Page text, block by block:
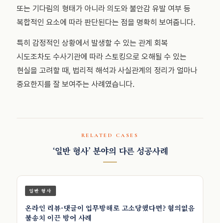
또는 기다림의 형태가 아니라 의도와 불안감 유발 여부 등
복합적인 요소에 따라 판단된다는 점을 명확히 보여줍니다.
특히 감정적인 상황에서 발생할 수 있는 관계 회복
시도조차도 수사기관에 따라 스토킹으로 오해될 수 있는
현실을 고려할 때, 법리적 해석과 사실관계의 정리가 얼마나
중요한지를 잘 보여주는 사례였습니다.
RELATED CASES
‘일반 형사’ 분야의 다른 성공사례
일반 형사
온라인 리뷰·댓글이 업무방해로 고소당했다면? 혐의없음
불송치 이끈 방어 사례